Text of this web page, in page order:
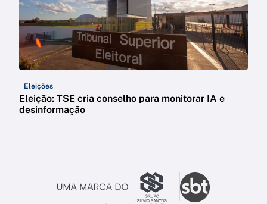
Eleições
Eleição: TSE cria conselho para monitorar IA e
desinformação